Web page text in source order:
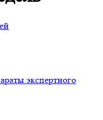
экспертного